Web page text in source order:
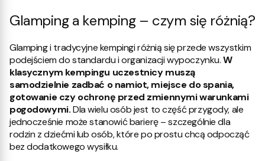
Glamping a kemping – czym się różnią?
Glamping i tradycyjne kempingi różnią się przede wszystkim
podejściem do standardu i organizacji wypoczynku.W
klasycznym kempingu uczestnicy muszą
samodzielnie zadbać o namiot, miejsce do spania,
gotowanie czy ochronę przed zmiennymi warunkami
pogodowymi.Dla wielu osób jest to część przygody, ale
jednocześnie może stanowić barierę – szczególnie dla
rodzin z dziećmi lub osób, które po prostu chcą odpocząć
bez dodatkowego wysiłku.